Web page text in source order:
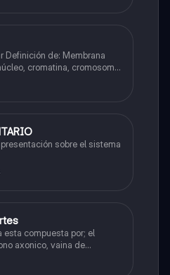
cromatina, cromosoma
sobre el sistema
esta compuesta por; el
axonico, vaina de
de schwann,nódulo de
Arborizacion terminal, botón